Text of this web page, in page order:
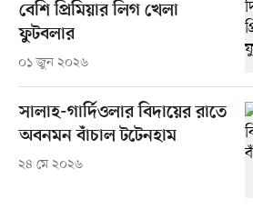
বেশি প্রিমিয়ার লিগ খেলা
ফুটবলার
০১ জুন ২০২৬
সালাহ-গার্দিওলার বিদায়ের রাতে
অবনমন বাঁচাল টটেনহাম
২৪ মে ২০২৬